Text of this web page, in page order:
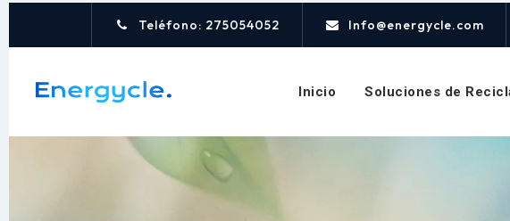
Teléfono: 275054052 Info@energycle.com
Inicio Soluciones de